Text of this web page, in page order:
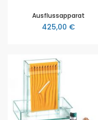
Ausflussapparat
425,00 €